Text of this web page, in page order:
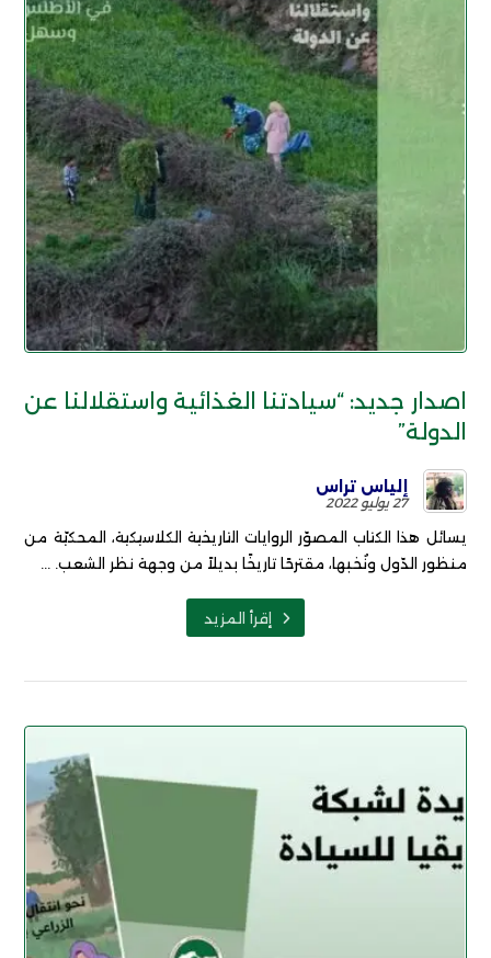
اصدار جديد: “سيادتنا الغذائية واستقلالنا عن
الدولة”
إلياس تراس
27 يوليو 2022
يسائل هذا الكتاب المصوّر الروايات التاريخية الكلاسيكية، المحكيّة من
منظور الدّول ونُخبها، مقترحًا تاريخًا بديلاً من وجهة نظر الشعب. ...
إقرأ المزيد